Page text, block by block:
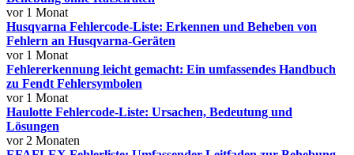
vor 1 Monat
Husqvarna Fehlercode-Liste: Erkennen und Beheben von
Fehlern an Husqvarna-Geräten
vor 1 Monat
Fehlererkennung leicht gemacht: Ein umfassendes Handbuch
zu Fendt Fehlersymbolen
vor 1 Monat
Haulotte Fehlercode-Liste: Ursachen, Bedeutung und
Lösungen
vor 2 Monaten